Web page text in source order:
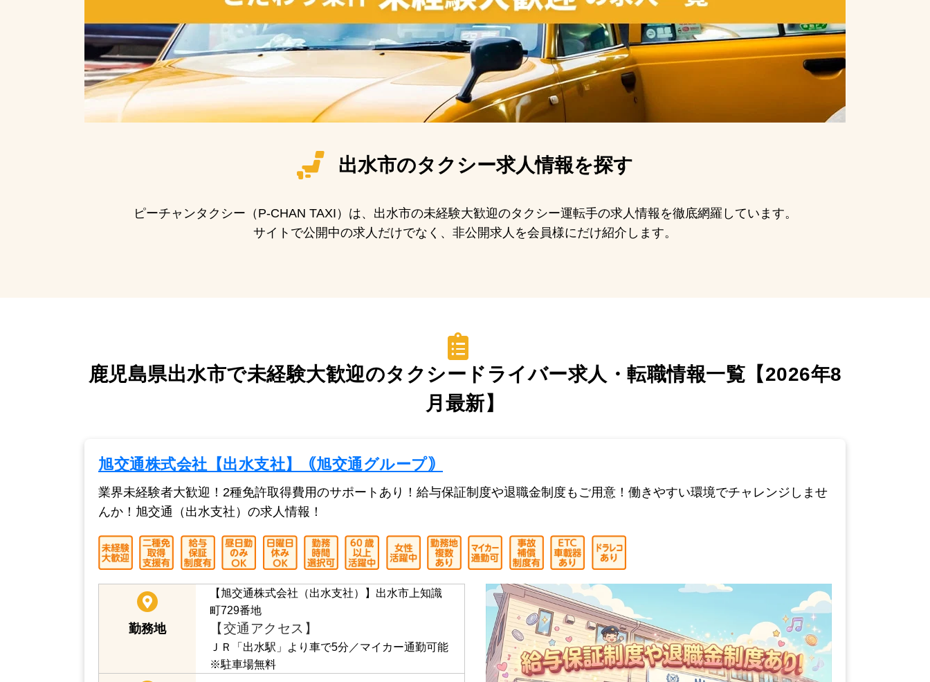
出水市のタクシー求人情報を探す
ピーチャンタクシー（P-CHAN TAXI）は、出水市の未経験大歓迎のタクシー運転手の求人情報を徹底網羅しています。
サイトで公開中の求人だけでなく、非公開求人を会員様にだけ紹介します。
鹿児島県出水市で未経験大歓迎のタクシードライバー求人・転職情報一覧【2026年8
月最新】
旭交通株式会社【出水支社】｟旭交通グループ｠
業界未経験者大歓迎！2種免許取得費用のサポートあり！給与保証制度や退職金制度もご用意！働きやすい環境でチャレンジしませ
んか！旭交通（出水支社）の求人情報！
勤務地
【旭交通株式会社（出水支社）】出水市上知識
町729番地
【交通アクセス】
ＪＲ「出水駅」より車で5分／マイカー通勤可能
※駐車場無料